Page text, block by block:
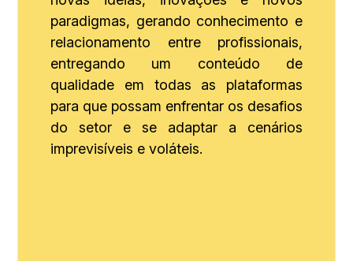
paradigmas, gerando conhecimento e
relacionamento entre profissionais,
entregando um conteúdo de
qualidade em todas as plataformas
para que possam enfrentar os desafios
do setor e se adaptar a cenários
imprevisíveis e voláteis.